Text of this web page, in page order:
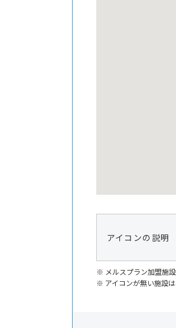
アイコンの説明
メルスプラン加盟施
アイコンが無い施設